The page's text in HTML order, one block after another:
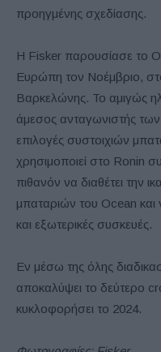
προηγμένης σχεδίασης.
Η Fisker παρουσίασε το
Ευρώπη τον Νοέμβριο,
Βαρκελώνης. Το αμιγώς
άμεσος ανταγωνιστής των
επιλογές συστοιχιών
χρησιμοποιεί στο Ronin
πιθανόν να διαθέτει την
μπαταριών του Ocean
και εξωτερικές συσκευές.
Εν μέσω της όλης
αποκαλύψει το δεύτερο
κυκλοφορήσει το 2024.